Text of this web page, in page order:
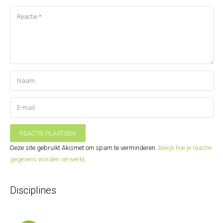
REACTIE PLAATSEN
Deze site gebruikt Akismet om spam te verminderen. Bekijk hoe je reactie
gegevens worden verwerkt.
Disciplines